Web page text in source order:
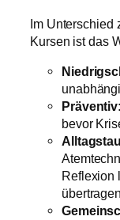
Im Unterschied
Kursen ist das
Präventiv:
bevor
Reflexion